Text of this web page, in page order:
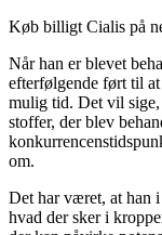
Køb billigt Cialis på
Når han er blevet
efterfølgende ført til
mulig tid. Det vil
stoffer, der blev
om.
Det har været, at han
hvad der sker i